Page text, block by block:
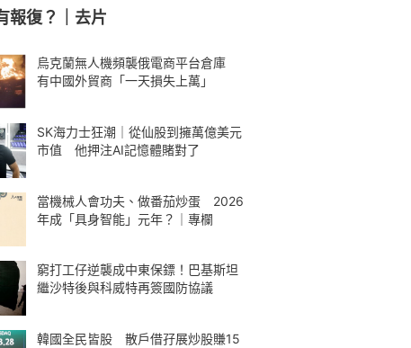
報復？｜去片
烏克蘭無人機頻襲俄電商平台倉庫
有中國外貿商「一天損失上萬」
SK海力士狂潮｜從仙股到擁萬億美元
市值 他押注AI記憶體賭對了
當機械人會功夫、做番茄炒蛋 2026
年成「具身智能」元年？｜專欄
窮打工仔逆襲成中東保鏢！巴基斯坦
繼沙特後與科威特再簽國防協議
韓國全民皆股 散戶借孖展炒股賺15